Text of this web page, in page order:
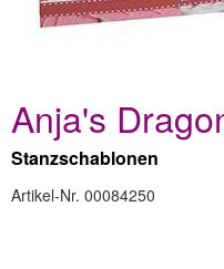
Anja's
Stanzschablonen
Artikel-Nr. 00084250